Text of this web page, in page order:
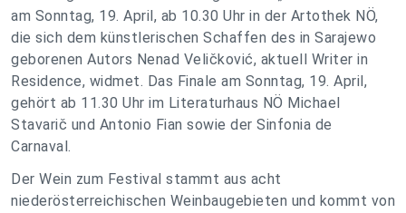
am Sonntag, 19. April, ab 10.30 Uhr in der Artothek NÖ,
die sich dem künstlerischen Schaffen des in Sarajewo
geborenen Autors Nenad Veličković, aktuell Writer in
Residence, widmet. Das Finale am Sonntag, 19. April,
gehört ab 11.30 Uhr im Literaturhaus NÖ Michael
Stavarič und Antonio Fian sowie der Sinfonia de
Carnaval.
Der Wein zum Festival stammt aus acht
niederösterreichischen Weinbaugebieten und kommt von